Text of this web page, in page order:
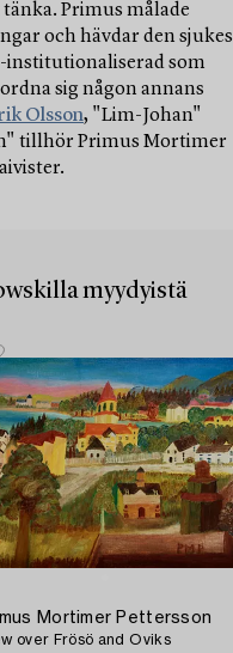
Primus målade
och hävdar den sjukes
institutionaliserad som
sig någon annans
Olsson, "Lim-Johan"
tillhör Primus Mortimer
myydyistä
Mortimer Pettersson
over Frösö and Oviks